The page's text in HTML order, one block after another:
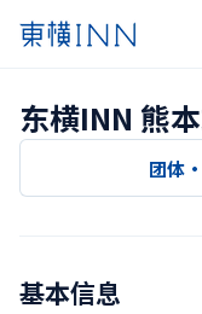
东横INN 熊
团体
基本信息